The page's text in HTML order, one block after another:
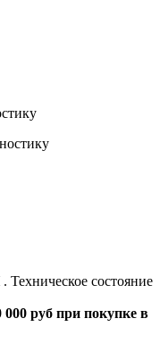
. Техническое состояние
000 руб при покупке в